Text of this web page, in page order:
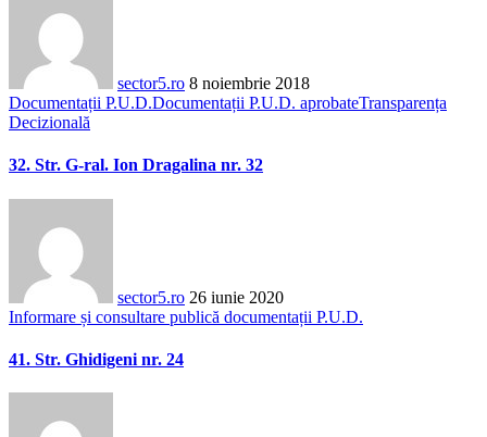
sector5.ro 8 noiembrie 2018
Documentații P.U.D.Documentații P.U.D. aprobateTransparența
Decizională
32. Str. G-ral. Ion Dragalina nr. 32
sector5.ro 26 iunie 2020
Informare și consultare publică documentații P.U.D.
41. Str. Ghidigeni nr. 24